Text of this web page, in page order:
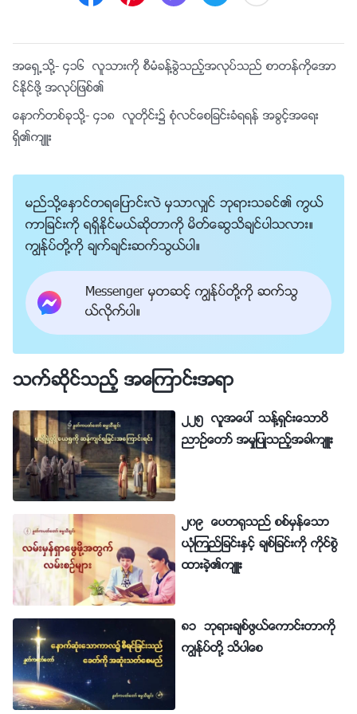
အေရွ႕သို႔- ၄၁၆ လူသားကို စီမံခန႔္ခြဲသည့္အလုပ္သည္ စာတန္ကိုေအာ
င္ႏိုင္ဖို႔ အလုပ္ျဖစ္၏
ေနာက္တစ္ခုသို႔- ၄၁၈ လူတိုင္း၌ စုံလင္ေစျခင္းခံရရန္ အခြင့္အေရး
ရွိ၏က်ဴး
မည္သို႔ေႏွာင္တရေျပာင္းလဲ မွသာလွ်င္ ဘုရားသခင္၏ ကြယ္
ကာျခင္းကို ရရွိႏိုင္မယ္ဆိုတာကို မိတ္ေဆြသိခ်င္ပါသလား။
ကြၽန္ုပ္တို႔ကို ခ်က္ခ်င္းဆက္သြယ္ပါ။
Messenger မွတဆင့္ ကြၽန္ုပ္တို႔ကို ဆက္သြ
ယ္လိုက္ပါ။
သက္ဆိုင္သည့္ အေၾကာင္းအရာ
၂၂၅ လူအေပၚ သန္႔ရွင္းေသာဝိ
ညာဥ္ေတာ္ အမႈျပဳသည့္အခါက်ဴး
၂၀၉ ေပတ႐ုသည္ စစ္မွန္ေသာ
ယုံၾကည္ျခင္းႏွင့္ ခ်စ္ျခင္းကို ကိုင္စြဲ
ထားခဲ့၏က်ဴး
၈၁ ဘုရားခ်စ္ဖြယ္ေကာင္းတာကို
ကြၽန္ုပ္တို႔ သိပါေစ